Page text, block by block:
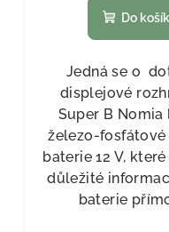
Do
Jedná se o
displejové
Super B
železo-fosfátové
baterie 12 V,
důležité
baterie